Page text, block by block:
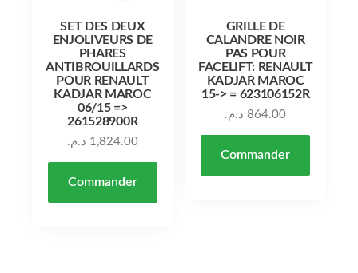
SET DES DEUX
ENJOLIVEURS DE
PHARES
ANTIBROUILLARDS
POUR RENAULT
KADJAR MAROC
06/15 =>
261528900R
1,824.00 د.م.
Commander
GRILLE DE
CALANDRE NOIR
PAS POUR
FACELIFT: RENAULT
KADJAR MAROC
15-> = 623106152R
864.00 د.م.
Commander